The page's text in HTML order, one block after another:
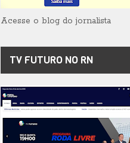
Acesse o blog do jornalista
TV FUTURO NO RN